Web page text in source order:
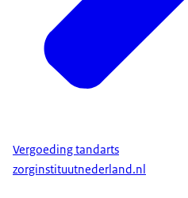
Vergoeding tandarts
zorginstituutnederland.nl